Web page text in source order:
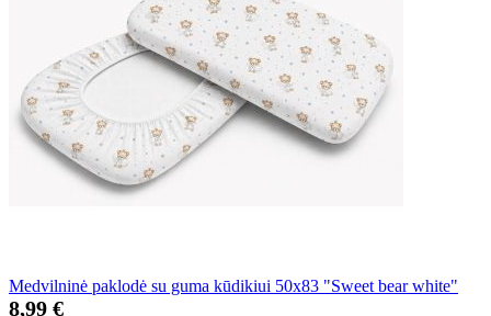
Medvilninė paklodė su guma kūdikiui 50x83 "Sweet bear white"
8,99 €